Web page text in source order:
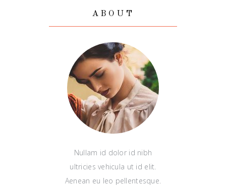
ABOUT
Nullam id dolor id nibh
ultricies vehicula ut id elit.
Aenean eu leo pellentesque.